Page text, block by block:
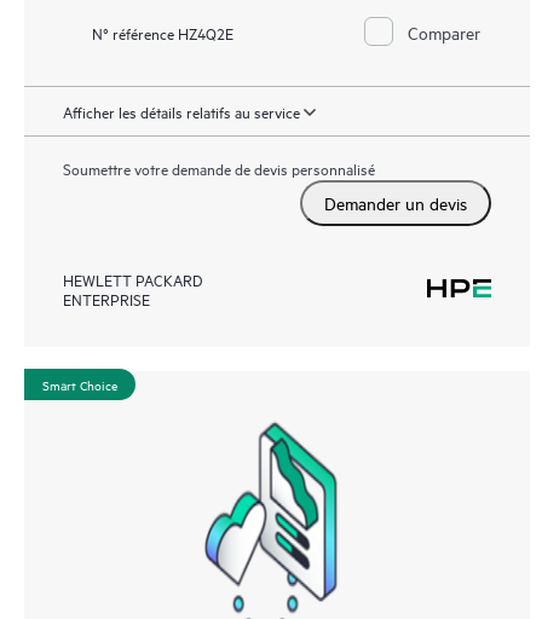
N° référence HZ4Q2E Comparer
Afficher les détails relatifs au service
Soumettre votre demande de devis personnalisé
Demander un devis
HEWLETT PACKARD
ENTERPRISE
Smart Choice